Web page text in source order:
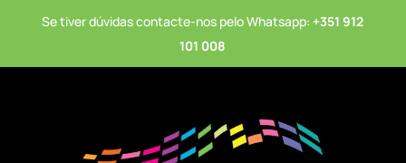
Se tiver dúvidas contacte-nos pelo Whatsapp: +351 912
101 008